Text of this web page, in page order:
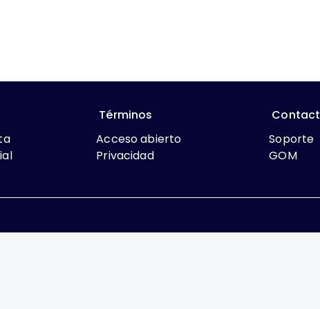
Términos
Acceso abierto
Privacidad
Soporte
GOM